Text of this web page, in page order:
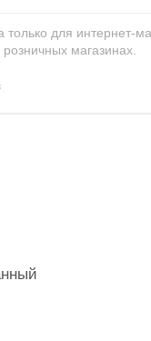
только для интернет-
магазинах.